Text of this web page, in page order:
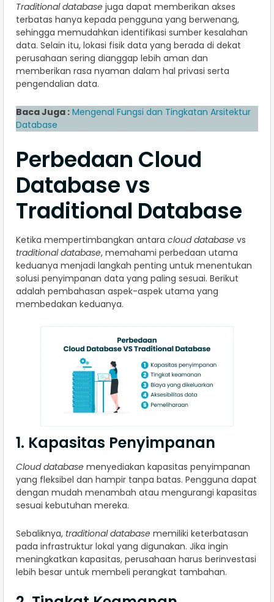
Traditional database juga dapat memberikan akses
terbatas hanya kepada pengguna yang berwenang,
sehingga memudahkan identifikasi sumber kesalahan
data. Selain itu, lokasi fisik data yang berada di dekat
perusahaan sering dianggap lebih aman dan
memberikan rasa nyaman dalam hal privasi serta
pengendalian data.
Baca Juga : Mengenal Fungsi dan Tingkatan Arsitektur
Database
Perbedaan Cloud
Database vs
Traditional Database
Ketika mempertimbangkan antara cloud database vs
traditional database, memahami perbedaan utama
keduanya menjadi langkah penting untuk menentukan
solusi penyimpanan data yang paling sesuai. Berikut
adalah pembahasan aspek-aspek utama yang
membedakan keduanya.
1. Kapasitas Penyimpanan
Cloud database menyediakan kapasitas penyimpanan
yang fleksibel dan hampir tanpa batas. Pengguna dapat
dengan mudah menambah atau mengurangi kapasitas
sesuai kebutuhan mereka.
Sebaliknya, traditional database memiliki keterbatasan
pada infrastruktur lokal yang digunakan. Jika ingin
meningkatkan kapasitas, perusahaan harus berinvestasi
lebih besar untuk membeli perangkat tambahan.